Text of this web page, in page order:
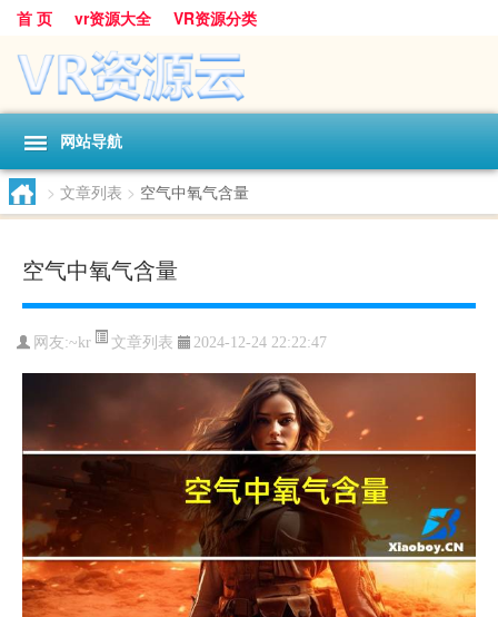
首 页 vr资源大全 VR资源分类
网站导航
> 文章列表 > 空气中氧气含量
空气中氧气含量
网友:~kr 文章列表 2024-12-24 22:22:47